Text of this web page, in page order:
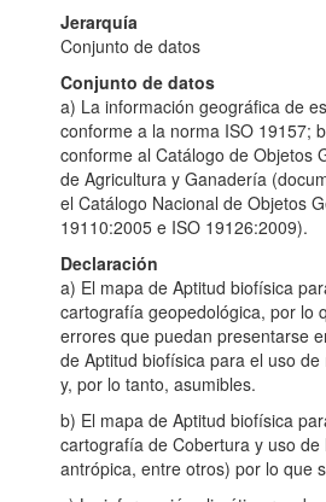
Jerarquía
Conjunto de datos
Conjunto de datos
a) La información geográfica de
conforme a la norma ISO 19157;
conforme al Catálogo de Objetos
de Agricultura y Ganadería
el Catálogo Nacional de Objetos
19110:2005 e ISO 19126:2009).
Declaración
a) El mapa de Aptitud biofísica
cartografía geopedológica, por lo
errores que puedan presentarse
de Aptitud biofísica para el uso
y, por lo tanto, asumibles.
b) El mapa de Aptitud biofísica
cartografía de Cobertura y uso
antrópica, entre otros) por lo que